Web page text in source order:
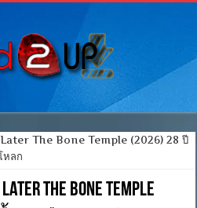
The Bone Temple (2026) 28 ปี
หลก
The Bone Temple